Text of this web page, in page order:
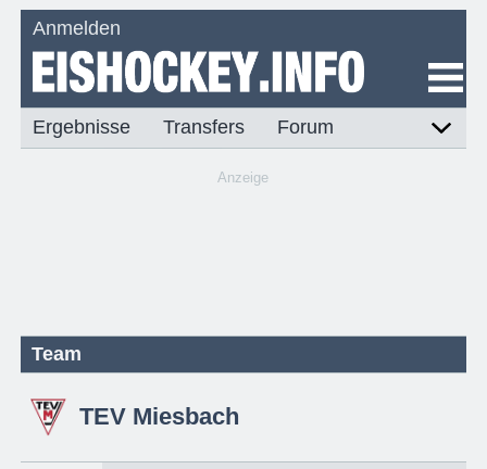
Anmelden
Ergebnisse Transfers Forum
Anzeige
Team
TEV Miesbach